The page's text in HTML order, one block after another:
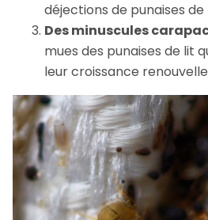
déjections de punaises de
Des minuscules
mues des punaises de lit
leur croissance